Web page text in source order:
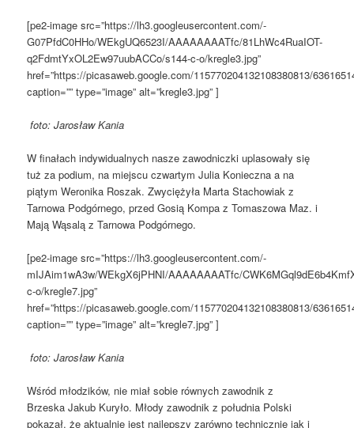
[pe2-image src=”https://lh3.googleusercontent.com/-
G07PfdC0HHo/WEkgUQ6523I/AAAAAAAATfc/81LhWc4RuaIOT-
q2FdmtYxOL2Ew97uubACCo/s144-c-o/kregle3.jpg”
href=”https://picasaweb.google.com/115770204132108380813/
caption=”” type=”image” alt=”kregle3.jpg” ]
foto: Jarosław Kania
W finałach indywidualnych nasze zawodniczki uplasowały się
tuż za podium, na miejscu czwartym Julia Konieczna a na
piątym Weronika Roszak. Zwyciężyła Marta Stachowiak z
Tarnowa Podgórnego, przed Gosią Kompa z Tomaszowa Maz. i
Mają Wąsalą z Tarnowa Podgórnego.
[pe2-image src=”https://lh3.googleusercontent.com/-
mIJAim1wA3w/WEkgX6jPHNI/AAAAAAAATfc/
c-o/kregle7.jpg”
href=”https://picasaweb.google.com/115770204132108380813/
caption=”” type=”image” alt=”kregle7.jpg” ]
foto: Jarosław Kania
Wśród młodzików, nie miał sobie równych zawodnik z
Brzeska Jakub Kuryło. Młody zawodnik z południa Polski
pokazał, że aktualnie jest najlepszy zarówno technicznie jak i